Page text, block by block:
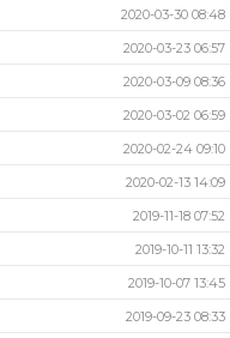
2020-03-30 08:48
2020-03-23 06:57
2020-03-09 08:36
2020-03-02 06:59
2020-02-24 09:10
2020-02-13 14:09
2019-11-18 07:52
2019-10-11 13:32
2019-10-07 13:45
2019-09-23 08:33